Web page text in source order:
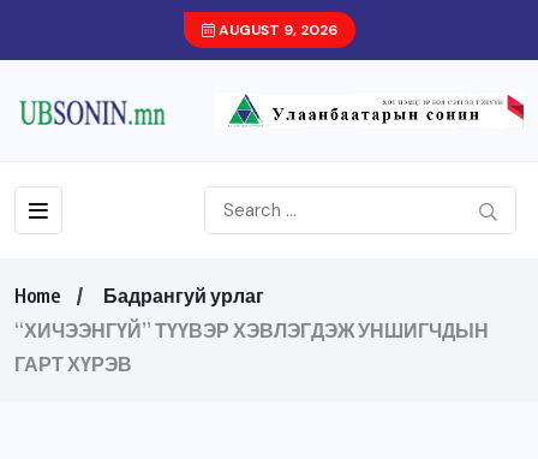
AUGUST 9, 2026
Home
Бадрангуй урлаг
“ХИЧЭЭНГҮЙ” ТҮҮВЭР ХЭВЛЭГДЭЖ УНШИГЧДЫН
ГАРТ ХҮРЭВ